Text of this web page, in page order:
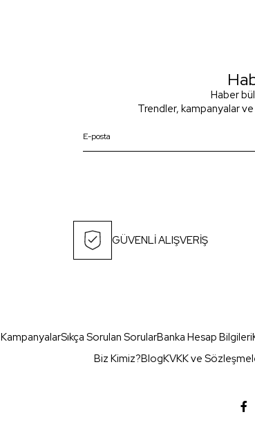
Haber
Trendler, kampanyalar ve
GÜVENLİ ALIŞVERİŞ
KampanyalarSıkça Sorulan SorularBanka Hesap Bilgileri
Biz Kimiz?BlogKVKK ve